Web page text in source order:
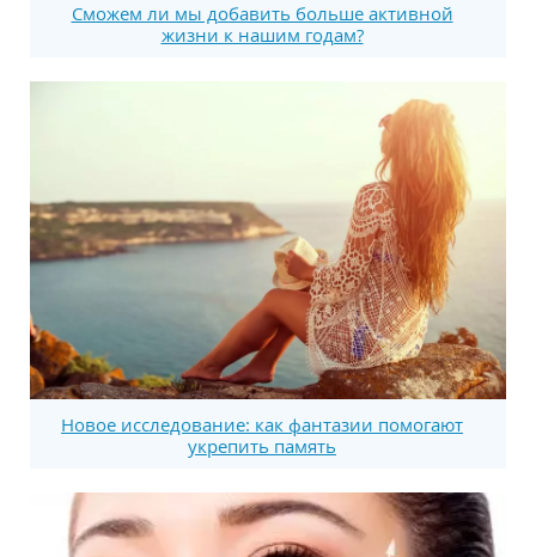
Сможем ли мы добавить больше активной
жизни к нашим годам?
Новое исследование: как фантазии помогают
укрепить память